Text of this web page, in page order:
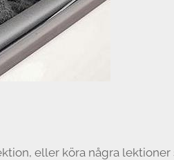
eller köra några